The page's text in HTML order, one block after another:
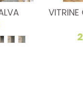
VITRINE